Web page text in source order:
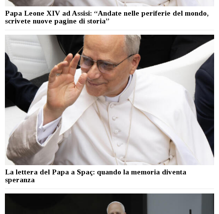
Papa Leone XIV ad Assisi: “Andate nelle periferie del mondo,
scrivete nuove pagine di storia”
La lettera del Papa a Spaç: quando la memoria diventa
speranza